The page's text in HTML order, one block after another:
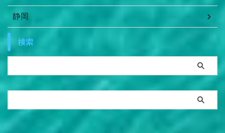
静岡
検索